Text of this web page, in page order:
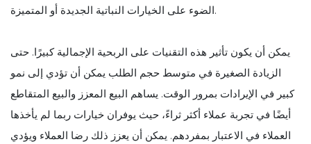
الضوء على الخيارات النباتية الجديدة أو المتميزة.
يمكن أن يكون تأثير هذه التقنيات على الربحية الإجمالية كبيرًا. حتى
الزيادة الصغيرة في متوسط حجم الطلب يمكن أن تؤدي إلى نمو
كبير في الإيرادات بمرور الوقت. يساهم البيع المعزز والبيع المتقاطع
أيضًا في تجربة عملاء أكثر ثراءً، حيث يوفران خيارات ربما لم يأخذها
العملاء في الاعتبار بمفردهم. يمكن أن يعزز ذلك رضا العملاء ويؤدي